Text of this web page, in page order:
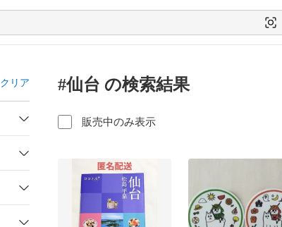
クリア #仙台 の検索結果
販売中のみ表示